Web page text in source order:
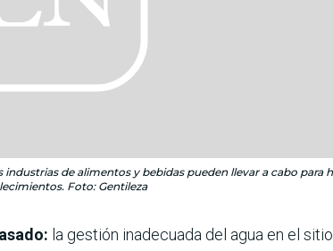
de alimentos y bebidas pueden llevar a cabo para
Foto: Gentileza
la gestión inadecuada del agua en el